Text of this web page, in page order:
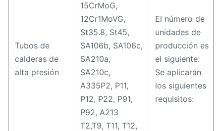
Tubos de
calderas de
alta presión
15CrMoG,
12Cr1MoVG,
St35.8, St45,
SA106b, SA106c,
SA210a,
SA210c,
A335P2, P11,
P12, P22, P91,
P92, A213
T2,T9, T11, T12,
El número de
unidades de
producción es
el siguiente:
Se aplicarán
los siguientes
requisitos: